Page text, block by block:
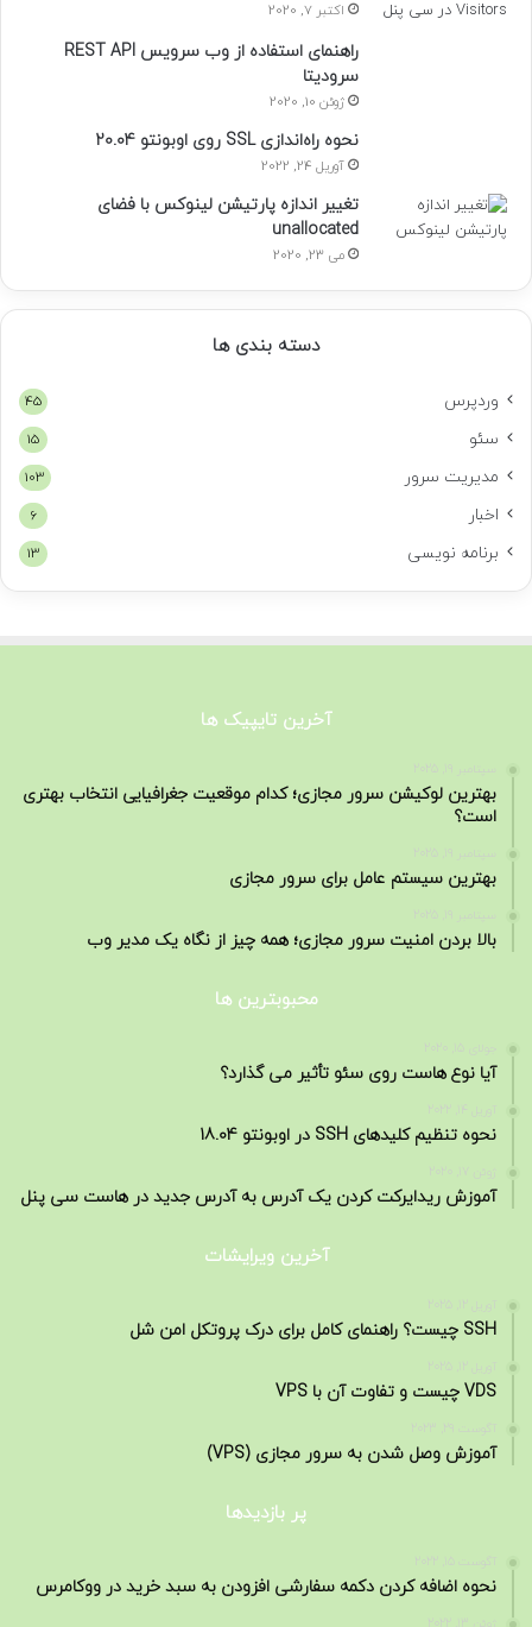
اکتبر 7, 2020
راهنمای استفاده از وب سرویس REST API
سرودیتا
ژوئن 10, 2020
نحوه راه‌اندازی SSL روی اوبونتو 20.04
آوریل 24, 2022
تغییر اندازه پارتیشن لینوکس با فضای
unallocated
می 23, 2020
دسته بندی ها
وردپرس 45
سئو 15
مدیریت سرور 103
اخبار 6
برنامه نویسی 13
آخرین تایپیک ها
بهترین لوکیشن سرور مجازی؛ کدام موقعیت جغرافیایی انتخاب بهتری
است؟
بهترین سیستم عامل برای سرور مجازی
بالا بردن امنیت سرور مجازی؛ همه چیز از نگاه یک مدیر وب
محبوبترین ها
جولای 15, 2020
آیا نوع هاست روی سئو تأثیر می گذارد؟
نحوه تنظیم کلیدهای SSH در اوبونتو 18.04
آموزش ریدایرکت کردن یک آدرس به آدرس جدید در هاست سی پنل
آخرین ویرایشات
SSH چیست؟ راهنمای کامل برای درک پروتکل امن شل
VDS چیست و تفاوت آن با VPS
آگوست 29, 2023
آموزش وصل شدن به سرور مجازی (VPS)
پر بازدیدها
آگوست 15, 2022
نحوه اضافه کردن دکمه سفارشی افزودن به سبد خرید در ووکامرس